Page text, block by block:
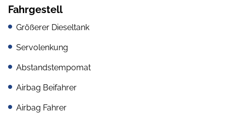
Fahrgestell
Größerer Dieseltank
Servolenkung
Abstandstempomat
Airbag Beifahrer
Airbag Fahrer